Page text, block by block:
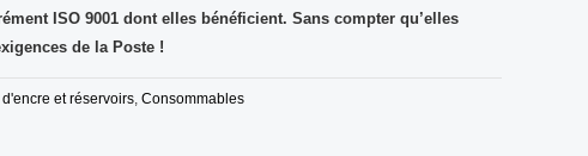
ISO 9001 dont elles bénéficient. Sans compter qu’elles
de la Poste !
et réservoirs Consommables